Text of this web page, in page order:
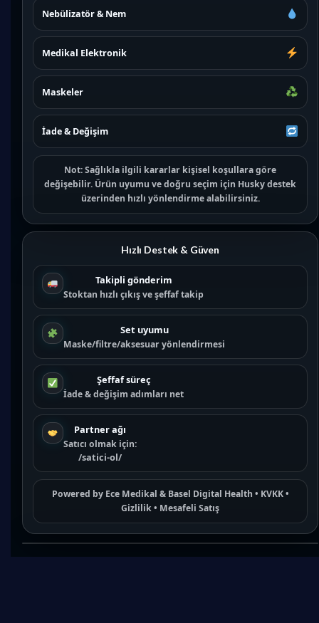
Nebülizatör & Nem
Medikal Elektronik
Maskeler
İade & Değişim
Not:Sağlıkla ilgili kararlar kişisel koşullara göre
değişebilir. Ürün uyumu ve doğru seçim için Husky destek
üzerinden hızlı yönlendirme alabilirsiniz.
Hızlı Destek & Güven
Takipli gönderim
Stoktan hızlı çıkış ve şeffaf takip
Set uyumu
Maske/filtre/aksesuar yönlendirmesi
Şeffaf süreç
İade & değişim adımları net
Partner ağı
Satıcı olmak için:
/satici-ol/
Powered by Ece Medikal & Basel Digital Health • KVKK•
Gizlilik• Mesafeli Satış